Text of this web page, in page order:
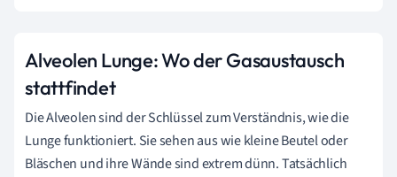
Alveolen Lunge: Wo der Gasaustausch
stattfindet
Die Alveolen sind der Schlüssel zum Verständnis, wie die
Lunge funktioniert. Sie sehen aus wie kleine Beutel oder
Bläschen und ihre Wände sind extrem dünn. Tatsächlich